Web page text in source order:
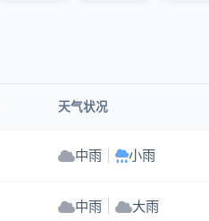
天气状况
中雨 小雨
中雨 大雨